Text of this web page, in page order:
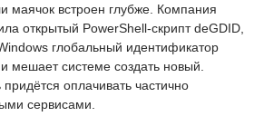
маячок встроен глубже. Компания
открытый PowerShell-скрипт deGDID,
глобальный идентификатор
и мешает системе создать новый.
оплачивать частично
сервисами.